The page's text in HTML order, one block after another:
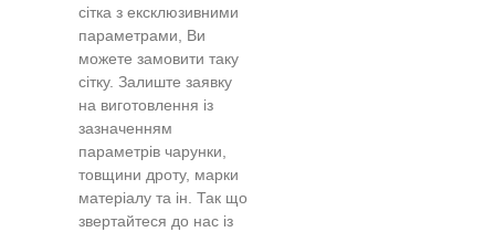
сітка з ексклюзивними
параметрами, Ви
можете замовити таку
сітку. Залиште заявку
на виготовлення із
зазначенням
параметрів чарунки,
товщини дроту, марки
матеріалу та ін. Так що
звертайтеся до нас із